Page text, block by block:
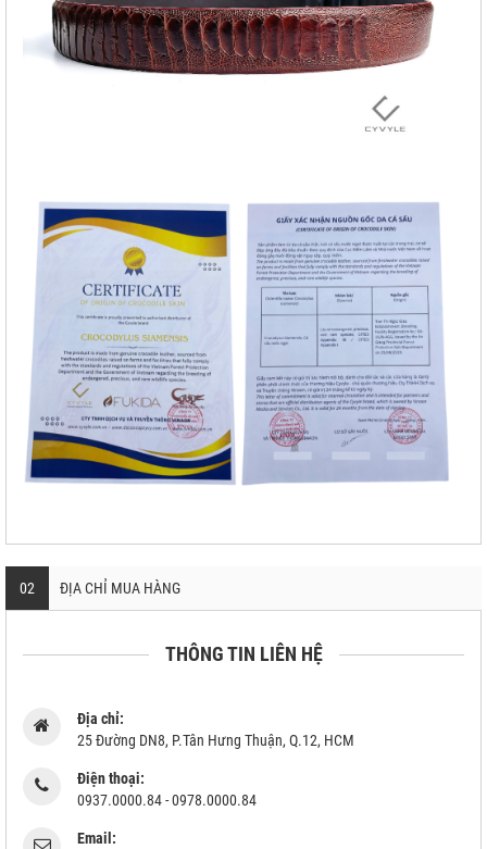
02 ĐỊA CHỈ MUA HÀNG
THÔNG TIN LIÊN HỆ
Địa chỉ:
25 Đường DN8, P.Tân Hưng Thuận, Q.12, HCM
Điện thoại:
0937.0000.84 - 0978.0000.84
Email: